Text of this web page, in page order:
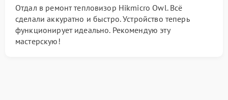
Отдал в ремонт тепловизор Hikmicro Owl. Всё
сделали аккуратно и быстро. Устройство теперь
функционирует идеально. Рекомендую эту
мастерскую!